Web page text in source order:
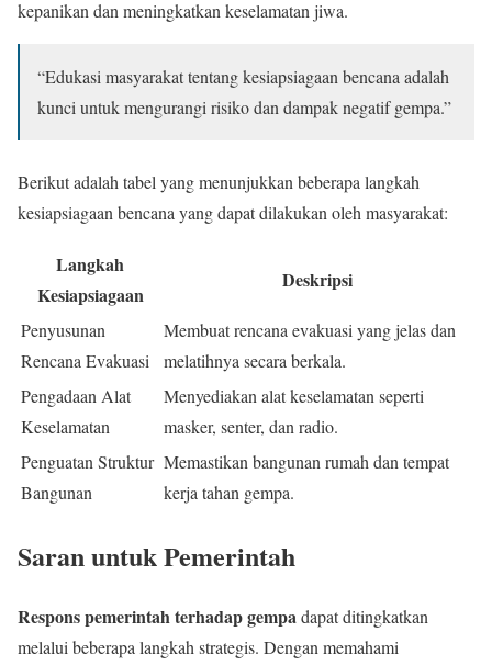
kepanikan dan meningkatkan keselamatan jiwa.
“Edukasi masyarakat tentang kesiapsiagaan bencana adalah
kunci untuk mengurangi risiko dan dampak negatif gempa.”
Berikut adalah tabel yang menunjukkan beberapa langkah
kesiapsiagaan bencana yang dapat dilakukan oleh masyarakat:
Langkah
Kesiapsiagaan
Deskripsi
Penyusunan
Rencana Evakuasi
Membuat rencana evakuasi yang jelas dan
melatihnya secara berkala.
Pengadaan Alat
Keselamatan
Menyediakan alat keselamatan seperti
masker, senter, dan radio.
Penguatan Struktur
Bangunan
Memastikan bangunan rumah dan tempat
kerja tahan gempa.
Saran untuk Pemerintah
Respons pemerintah terhadap gempadapat ditingkatkan
melalui beberapa langkah strategis. Dengan memahami